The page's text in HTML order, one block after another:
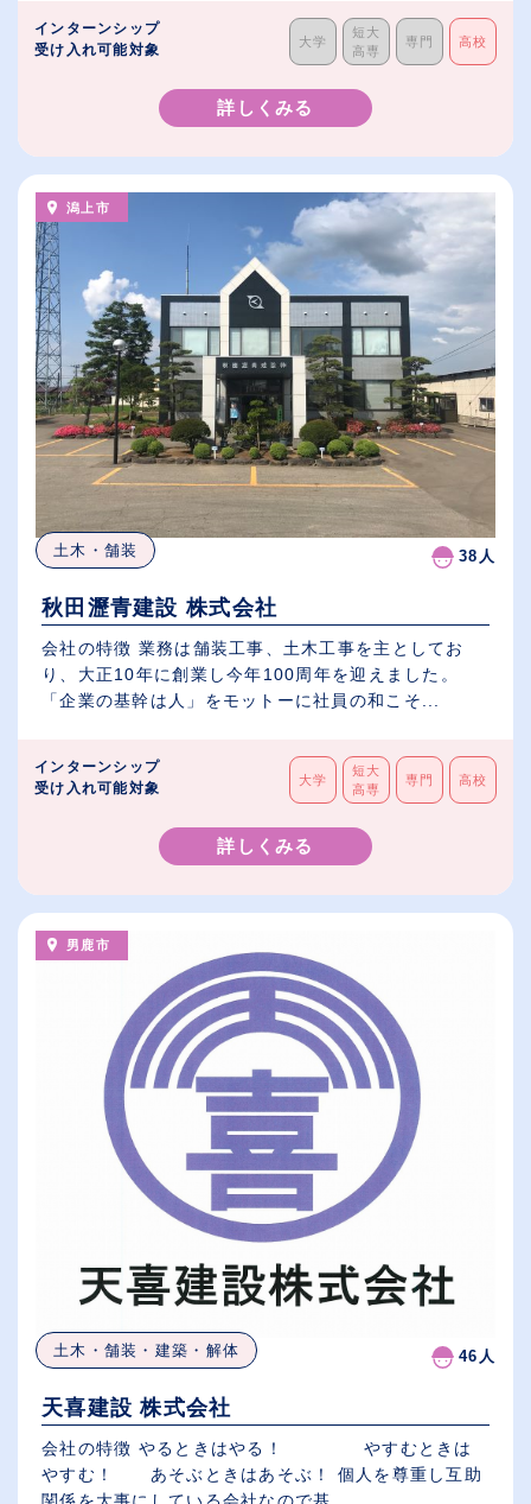
インターンシップ
受け入れ可能対象
大学
短大
高専
専門 高校
詳しくみる
潟上市
土木・舗装 38人
秋田瀝青建設 株式会社
会社の特徴 業務は舗装工事、土木工事を主としてお
り、大正10年に創業し今年100周年を迎えました。
「企業の基幹は人」をモットーに社員の和こそ...
インターンシップ
受け入れ可能対象
大学
短大
高専
専門 高校
詳しくみる
男鹿市
土木・舗装・建築・解体 46人
天喜建設 株式会社
会社の特徴 やるときはやる！ やすむときは
やすむ！ あそぶときはあそぶ！ 個人を尊重し互助